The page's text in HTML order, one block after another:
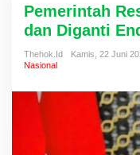
m
e
r
i
a
h
R
e
Pemerintah
dan Diganti
Thehok.id
Kamis, 22 Juni
Nasional